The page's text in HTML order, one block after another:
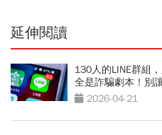
延伸閱讀
130人的LINE群組
全是詐騙劇本！別
2026-04-21